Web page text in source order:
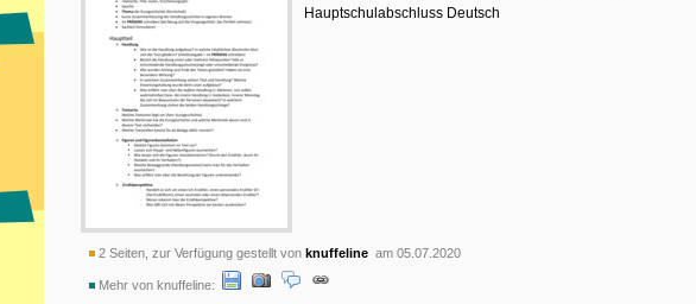
Hauptschulabschluss Deutsch
2 Seiten, zur Verfügung gestellt von knuffeline am 05.07.2020
Mehr von knuffeline: